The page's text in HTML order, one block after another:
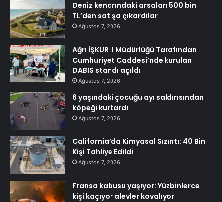
Deniz kenarındaki arsaları 500 bin
TL’den satışa çıkardılar
Ağustos 7, 2026
Ağrı İŞKUR İl Müdürlüğü Tarafından
Cumhuriyet Caddesi’nde kurulan
DABİS standı açıldı
Ağustos 7, 2026
6 yaşındaki çocuğu ayı saldırısından
köpeği kurtardı
Ağustos 7, 2026
California’da Kimyasal Sızıntı: 40 Bin
Kişi Tahliye Edildi
Ağustos 7, 2026
Fransa kabusu yaşıyor: Yüzbinlerce
kişi kaçıyor alevler kovalıyor